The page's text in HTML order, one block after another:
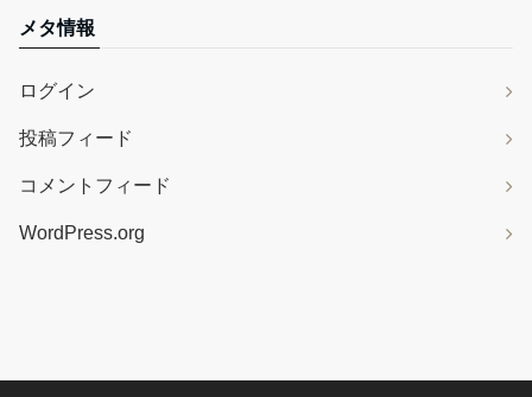
メタ情報
ログイン
投稿フィード
コメントフィード
WordPress.org